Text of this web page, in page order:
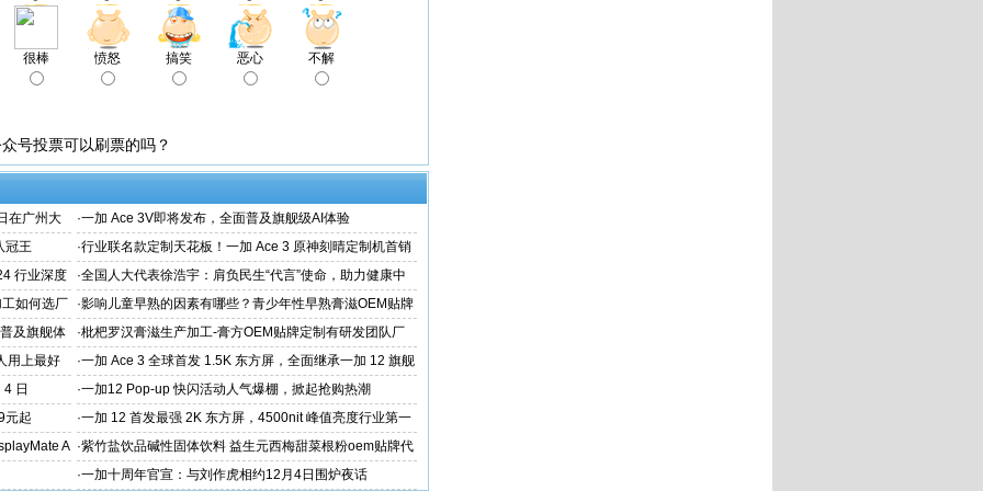
很棒 愤怒 搞笑 恶心 不解
号投票可以刷票的吗？
在广州大 ·一加 Ace 3V即将发布，全面普及旗舰级AI体验
冠王
·行业联名款定制天花板！一加 Ace 3 原神刻晴定制机首销
火速告罄
行业深度 ·全国人大代表徐浩宇：肩负民生“代言”使命，助力健康中
国建设
如何选厂 ·影响儿童早熟的因素有哪些？青少年性早熟膏滋OEM贴牌
代工厂
及旗舰体 ·枇杷罗汉膏滋生产加工-膏方OEM贴牌定制有研发团队厂
家
用上最好 ·一加 Ace 3 全球首发 1.5K 东方屏，全面继承一加 12 旗舰
屏幕体验
日 ·一加12 Pop-up 快闪活动人气爆棚，掀起抢购热潮
元起
·一加 12 首发最强 2K 东方屏，4500nit 峰值亮度行业第一
A ·紫竹盐饮品碱性固体饮料 益生元西梅甜菜根粉oem贴牌代
工
·一加十周年官宣：与刘作虎相约12月4日围炉夜话